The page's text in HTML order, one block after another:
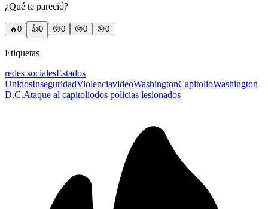
¿Qué te pareció?
🔥0 👍0 😲0 😢0 😠0
Etiquetas
redes socialesEstados
UnidosInseguridadViolenciavideoWashingtonCapitolioWashington
D.C.Ataque al capitoliodos policías lesionados